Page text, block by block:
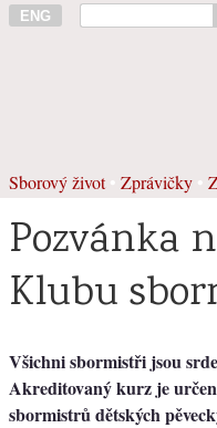
ENG
Sborový život• Zprávičky
Pozvánka
Klubu
Všichni sbormistři jsou
Akreditovaný kurz je
sbormistrů dětských